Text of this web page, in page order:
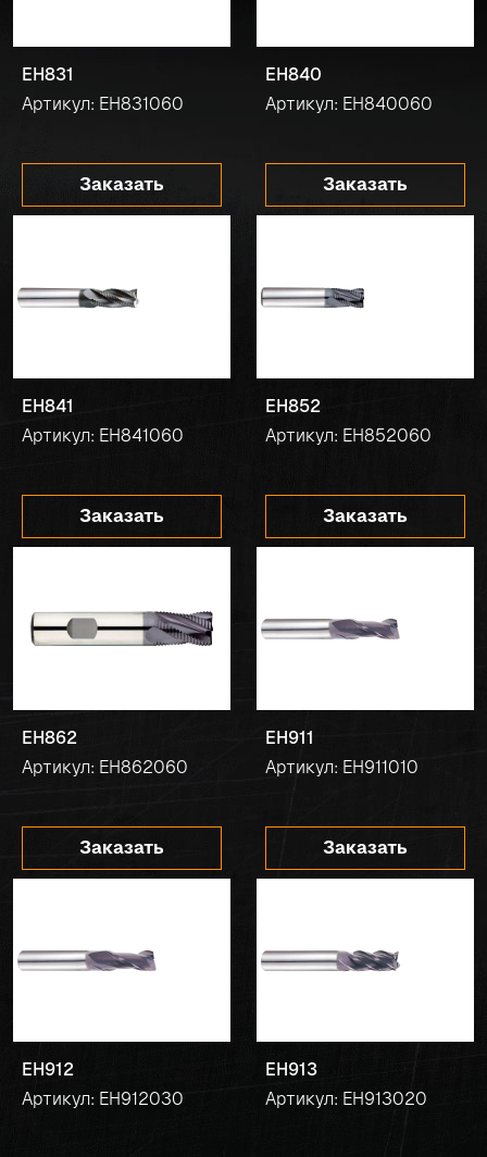
EH831
Артикул: EH831060
Заказать
EH840
Артикул: EH840060
Заказать
EH841
Артикул: EH841060
Заказать
EH852
Артикул: EH852060
Заказать
EH862
Артикул: EH862060
Заказать
EH911
Артикул: EH911010
Заказать
EH912
Артикул: EH912030
EH913
Артикул: EH913020